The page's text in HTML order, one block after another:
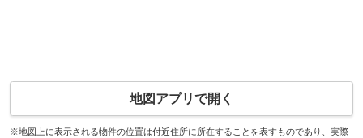
地図アプリで開く
※地図上に表示される物件の位置は付近住所に所在することを表すものであり、実際